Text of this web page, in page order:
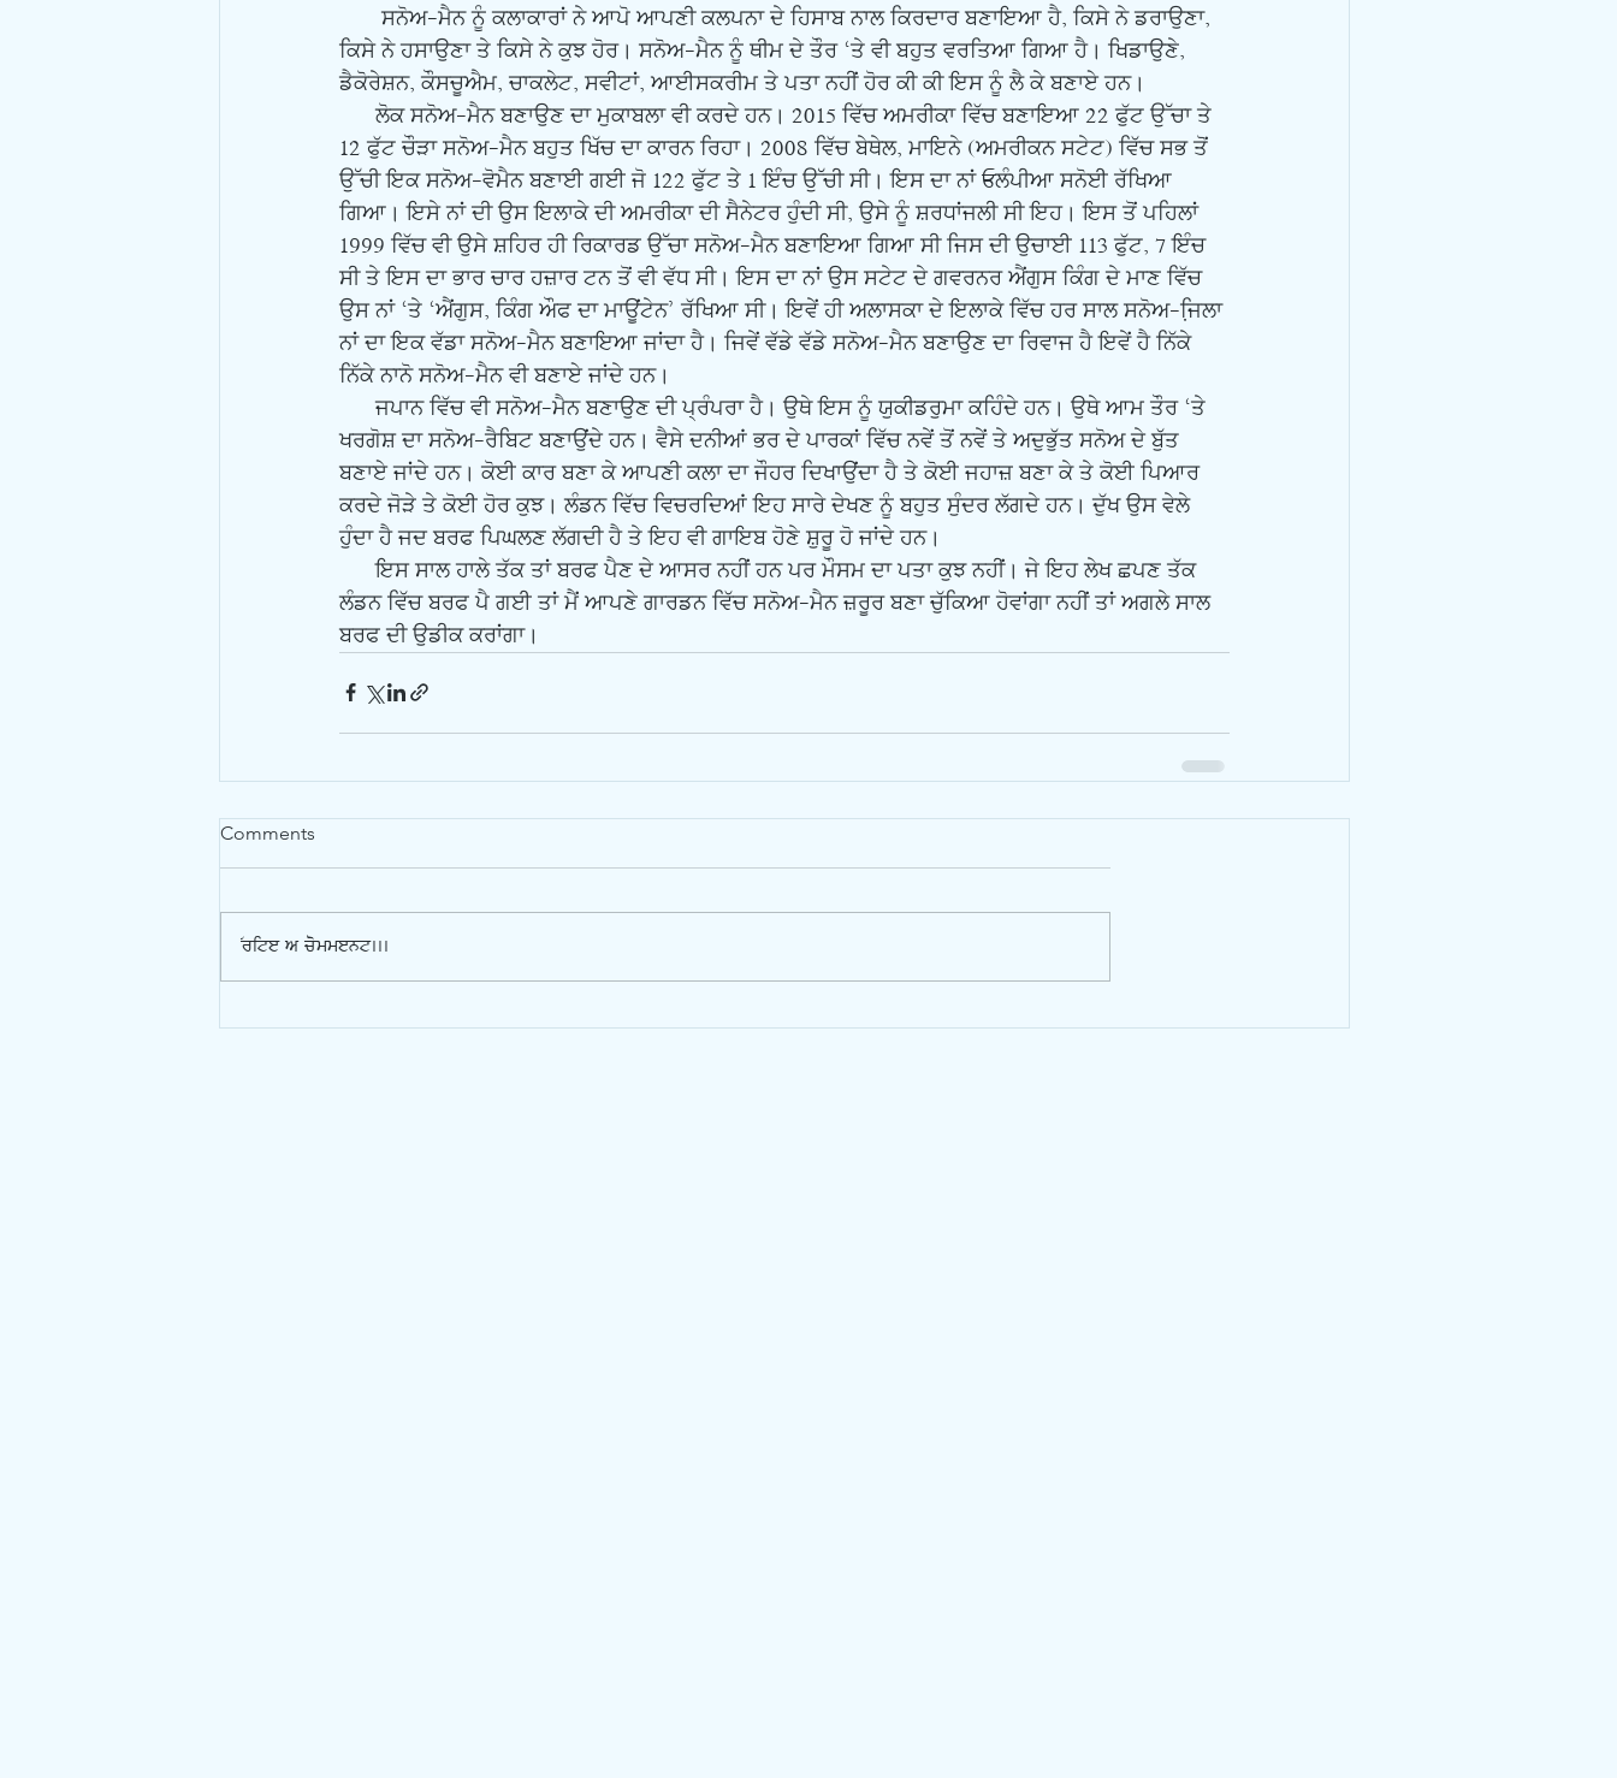
ਕਿਸੇ ਨੇ ਹਸਾਉਣਾ ਤੇ ਕਿਸੇ ਨੇ ਕੁਝ ਹੋਰ। ਸਨੋਅ-ਮੈਨ ਨੂੰ ਥੀਮ ਦੇ ਤੌਰ ‘ਤੇ ਵੀ ਬਹੁਤ ਵਰਤਿਆ ਗਿਆ ਹੈ। ਖਿਡਾਉਣੇ,
ਡੈਕੋਰੇਸ਼ਨ, ਕੌਸਚੂਐਮ, ਚਾਕਲੇਟ, ਸਵੀਟਾਂ, ਆਈਸਕਰੀਮ ਤੇ ਪਤਾ ਨਹੀਂ ਹੋਰ ਕੀ ਕੀ ਇਸ ਨੂੰ ਲੈ ਕੇ ਬਣਾਏ ਹਨ।
      ਲੋਕ ਸਨੋਅ-ਮੈਨ ਬਣਾਉਣ ਦਾ ਮੁਕਾਬਲਾ ਵੀ ਕਰਦੇ ਹਨ। 2015 ਵਿੱਚ ਅਮਰੀਕਾ ਵਿੱਚ ਬਣਾਇਆ 22 ਫੁੱਟ ਉੱਚਾ ਤੇ
12 ਫੁੱਟ ਚੌੜਾ ਸਨੋਅ-ਮੈਨ ਬਹੁਤ ਖਿੱਚ ਦਾ ਕਾਰਨ ਰਿਹਾ। 2008 ਵਿੱਚ ਬੇਥੇਲ, ਮਾਇਨੇ (ਅਮਰੀਕਨ ਸਟੇਟ) ਵਿੱਚ ਸਭ ਤੋਂ
ਉੱਚੀ ਇਕ ਸਨੋਅ-ਵੋਮੈਨ ਬਣਾਈ ਗਈ ਜੋ 122 ਫੁੱਟ ਤੇ 1 ਇੰਚ ਉੱਚੀ ਸੀ। ਇਸ ਦਾ ਨਾਂ Eਲੰਪੀਆ ਸਨੋਈ ਰੱਖਿਆ
ਗਿਆ। ਇਸੇ ਨਾਂ ਦੀ ਉਸ ਇਲਾਕੇ ਦੀ ਅਮਰੀਕਾ ਦੀ ਸੈਨੇਟਰ ਹੁੰਦੀ ਸੀ, ਉਸੇ ਨੂੰ ਸ਼ਰਧਾਂਜਲੀ ਸੀ ਇਹ। ਇਸ ਤੋਂ ਪਹਿਲਾਂ
1999 ਵਿੱਚ ਵੀ ਉਸੇ ਸ਼ਹਿਰ ਹੀ ਰਿਕਾਰਡ ਉੱਚਾ ਸਨੋਅ-ਮੈਨ ਬਣਾਇਆ ਗਿਆ ਸੀ ਜਿਸ ਦੀ ਉਚਾਈ 113 ਫੁੱਟ, 7 ਇੰਚ
ਸੀ ਤੇ ਇਸ ਦਾ ਭਾਰ ਚਾਰ ਹਜ਼ਾਰ ਟਨ ਤੋਂ ਵੀ ਵੱਧ ਸੀ। ਇਸ ਦਾ ਨਾਂ ਉਸ ਸਟੇਟ ਦੇ ਗਵਰਨਰ ਐਂਗੁਸ ਕਿੰਗ ਦੇ ਮਾਣ ਵਿੱਚ
ਉਸ ਨਾਂ ‘ਤੇ ‘ਐਂਗੁਸ, ਕਿੰਗ ਔਫ ਦਾ ਮਾਊਂਟੇਨ’ ਰੱਖਿਆ ਸੀ। ਇਵੇਂ ਹੀ ਅਲਾਸਕਾ ਦੇ ਇਲਾਕੇ ਵਿੱਚ ਹਰ ਸਾਲ ਸਨੋਅ-ਜਿ਼ਲਾ
ਨਾਂ ਦਾ ਇਕ ਵੱਡਾ ਸਨੋਅ-ਮੈਨ ਬਣਾਇਆ ਜਾਂਦਾ ਹੈ। ਜਿਵੇਂ ਵੱਡੇ ਵੱਡੇ ਸਨੋਅ-ਮੈਨ ਬਣਾਉਣ ਦਾ ਰਿਵਾਜ ਹੈ ਇਵੇਂ ਹੈ ਨਿੱਕੇ
ਨਿੱਕੇ ਨਾਨੋ ਸਨੋਅ-ਮੈਨ ਵੀ ਬਣਾਏ ਜਾਂਦੇ ਹਨ।
      ਜਪਾਨ ਵਿੱਚ ਵੀ ਸਨੋਅ-ਮੈਨ ਬਣਾਉਣ ਦੀ ਪ੍ਰੰਪਰਾ ਹੈ। ਉਥੇ ਇਸ ਨੂੰ ਯੁਕੀਡਰੁਮਾ ਕਹਿੰਦੇ ਹਨ। ਉਥੇ ਆਮ ਤੌਰ ‘ਤੇ
ਖਰਗੋਸ਼ ਦਾ ਸਨੋਅ-ਰੈਬਿਟ ਬਣਾਉਂਦੇ ਹਨ। ਵੈਸੇ ਦਨੀਆਂ ਭਰ ਦੇ ਪਾਰਕਾਂ ਵਿੱਚ ਨਵੇਂ ਤੋਂ ਨਵੇਂ ਤੇ ਅਦੁਭੁੱਤ ਸਨੋਅ ਦੇ ਬੁੱਤ
ਬਣਾਏ ਜਾਂਦੇ ਹਨ। ਕੋਈ ਕਾਰ ਬਣਾ ਕੇ ਆਪਣੀ ਕਲਾ ਦਾ ਜੌਹਰ ਦਿਖਾਉਂਦਾ ਹੈ ਤੇ ਕੋਈ ਜਹਾਜ਼ ਬਣਾ ਕੇ ਤੇ ਕੋਈ ਪਿਆਰ
ਕਰਦੇ ਜੋੜੇ ਤੇ ਕੋਈ ਹੋਰ ਕੁਝ। ਲੰਡਨ ਵਿੱਚ ਵਿਚਰਦਿਆਂ ਇਹ ਸਾਰੇ ਦੇਖਣ ਨੂੰ ਬਹੁਤ ਸੁੰਦਰ ਲੱਗਦੇ ਹਨ। ਦੁੱਖ ਉਸ ਵੇਲੇ
ਹੁੰਦਾ ਹੈ ਜਦ ਬਰਫ ਪਿਘਲਣ ਲੱਗਦੀ ਹੈ ਤੇ ਇਹ ਵੀ ਗਾਇਬ ਹੋਣੇ ਸ਼ੁਰੂ ਹੋ ਜਾਂਦੇ ਹਨ।
      ਇਸ ਸਾਲ ਹਾਲੇ ਤੱਕ ਤਾਂ ਬਰਫ ਪੈਣ ਦੇ ਆਸਰ ਨਹੀਂ ਹਨ ਪਰ ਮੌਸਮ ਦਾ ਪਤਾ ਕੁਝ ਨਹੀਂ। ਜੇ ਇਹ ਲੇਖ ਛਪਣ ਤੱਕ
ਲੰਡਨ ਵਿੱਚ ਬਰਫ ਪੈ ਗਈ ਤਾਂ ਮੈਂ ਆਪਣੇ ਗਾਰਡਨ ਵਿੱਚ ਸਨੋਅ-ਮੈਨ ਜ਼ਰੂਰ ਬਣਾ ਚੁੱਕਿਆ ਹੋਵਾਂਗਾ ਨਹੀਂ ਤਾਂ ਅਗਲੇ ਸਾਲ
ਬਰਫ ਦੀ ਉਡੀਕ ਕਰਾਂਗਾ।
Comments
Write a comment...